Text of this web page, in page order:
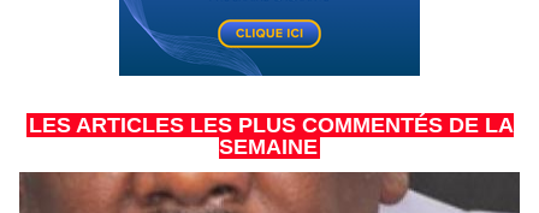
LES ARTICLES LES PLUS COMMENTÉS DE LA
SEMAINE